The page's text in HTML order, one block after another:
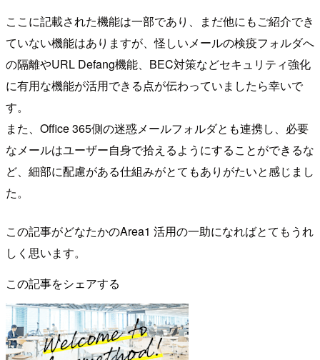
ここに記載された機能は一部であり、まだ他にもご紹介でき
ていない機能はありますが、怪しいメールの検疫フォルダへ
の隔離やURL Defang機能、BEC対策などセキュリティ強化
に有用な機能が活用できる点が伝わっていましたら幸いで
す。
また、Office 365側の迷惑メールフォルダとも連携し、必要
なメールはユーザー自身で拾えるようにすることができるな
ど、細部に配慮がある仕組みがとてもありがたいと感じまし
た。
この記事がどなたかのArea1 活用の一助になればとてもうれ
しく思います。
この記事をシェアする